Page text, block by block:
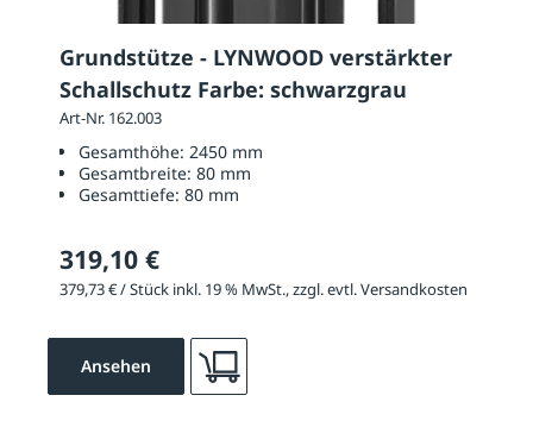
Grundstütze - LYNWOOD verstärkter
Schallschutz Farbe: schwarzgrau
Art-Nr. 162.003
Gesamthöhe: 2450 mm
Gesamtbreite: 80 mm
Gesamttiefe: 80 mm
319,10 €
379,73 € / Stück inkl. 19 % MwSt., zzgl. evtl. Versandkosten
Ansehen